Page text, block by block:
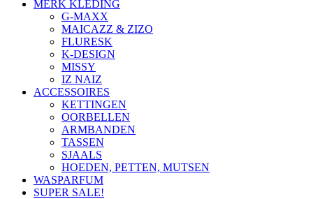
MERK KLEDING
G-MAXX
MAICAZZ & ZIZO
FLURESK
K-DESIGN
MISSY
IZ NAIZ
ACCESSOIRES
KETTINGEN
OORBELLEN
ARMBANDEN
TASSEN
SJAALS
HOEDEN, PETTEN, MUTSEN
WASPARFUM
SUPER SALE!